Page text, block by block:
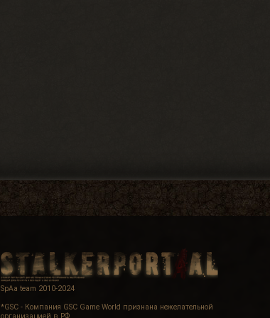
SpAa team 2010-2024
*GSC - Компания GSC Game World признана нежелательной